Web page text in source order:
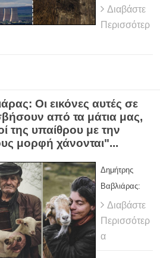
Διαβάστε
Περισσότερ
Οι εικόνες αυτές σε
από τα μάτια μας,
της υπαίθρου με την
μορφή χάνονται"...
Δημήτρης
Βαβλιάρας:
Διαβάστε
Περισσότερ
α